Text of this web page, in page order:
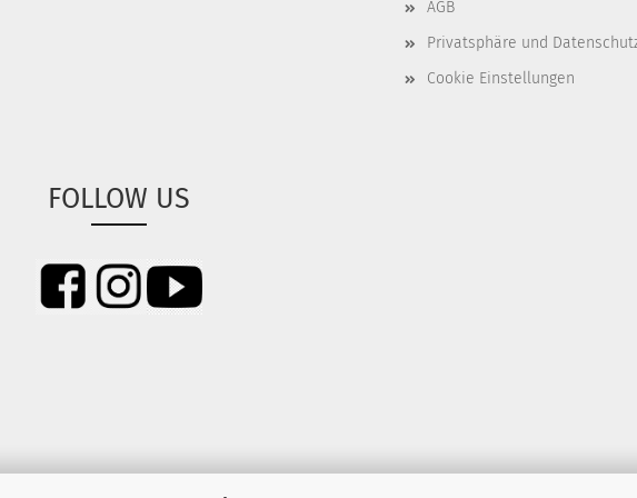
AGB
Privatsphäre und
Cookie Einstellungen
FOLLOW US